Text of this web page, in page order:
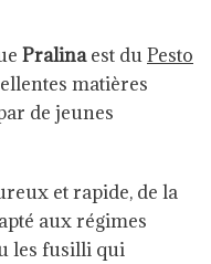
Pralinaest duPesto
matières
de jeunes
et rapide, de la
aux régimes
les fusilli qui